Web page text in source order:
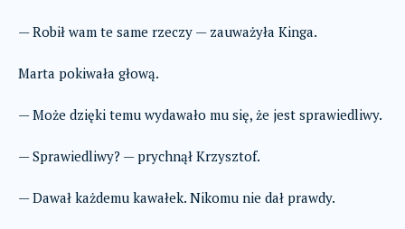
— Robił wam te same rzeczy — zauważyła Kinga.
Marta pokiwała głową.
— Może dzięki temu wydawało mu się, że jest sprawiedliwy.
— Sprawiedliwy? — prychnął Krzysztof.
— Dawał każdemu kawałek. Nikomu nie dał prawdy.